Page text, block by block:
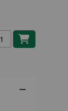
i kundvagn